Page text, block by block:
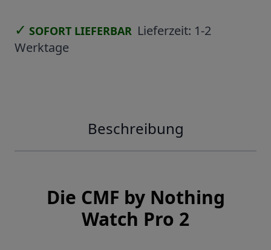
✓ SOFORT LIEFERBAR Lieferzeit: 1-2
Werktage
Beschreibung
Die CMF by Nothing
Watch Pro 2